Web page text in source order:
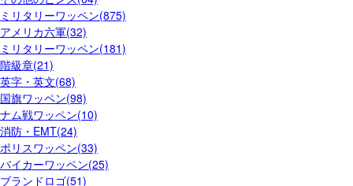
ミリタリーワッペン(875)
アメリカ六軍(32)
ミリタリーワッペン(181)
階級章(21)
英字・英文(68)
国旗ワッペン(98)
ナム戦ワッペン(10)
消防・EMT(24)
ポリスワッペン(33)
バイカーワッペン(25)
ブランドロゴ(51)